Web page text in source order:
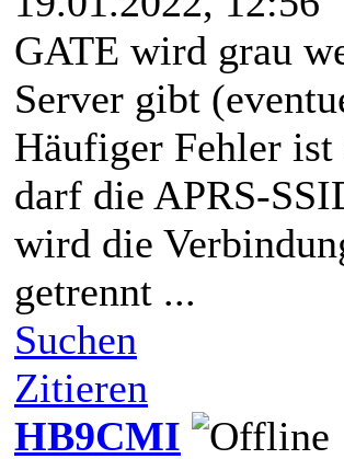
GATE wird grau
Server gibt
Häufiger Fehler ist
darf die APRS-
wird die
getrennt ...
Suchen
Zitieren
HB9CMI